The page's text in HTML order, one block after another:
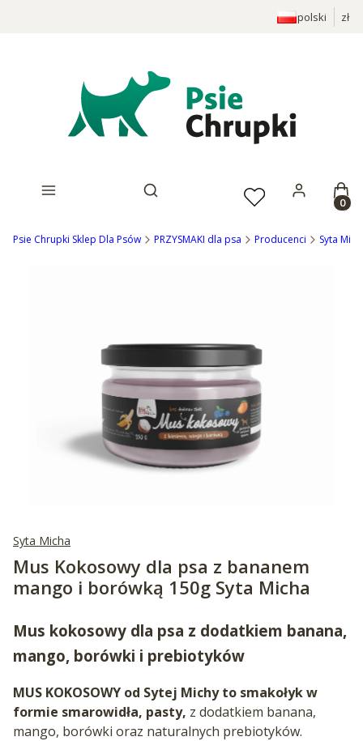
polski zł
Otwórz wyszukiwarkę
Psie Chrupki Sklep Dla Psów PRZYSMAKI dla psa Producenci Syta
Syta Micha
Mus Kokosowy dla psa z bananem
mango i borówką 150g Syta Micha
Mus kokosowy dla psa z dodatkiem banana,
mango, borówki i prebiotyków
MUS KOKOSOWY od Sytej Michy to smakołyk w
formie smarowidła, pasty, z dodatkiem banana,
mango, borówki oraz naturalnych prebiotyków.